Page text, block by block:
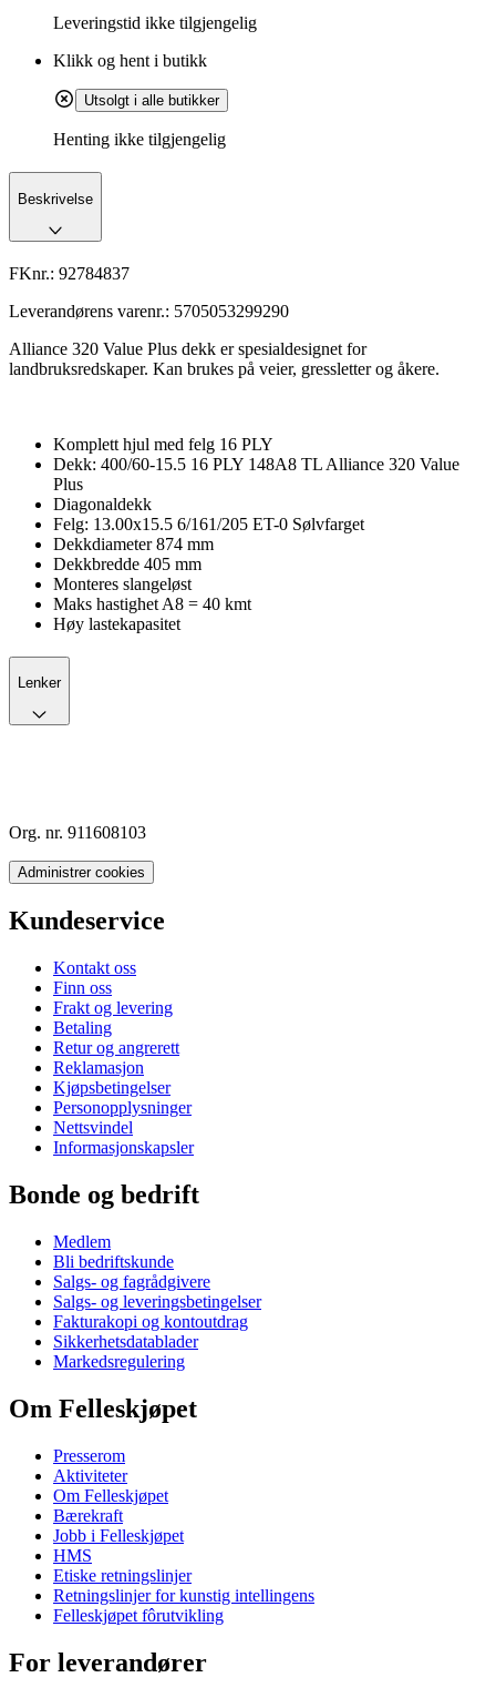
Leveringstid ikke tilgjengelig
Klikk og hent i butikk
Utsolgt i alle butikker
Henting ikke tilgjengelig
Beskrivelse
FKnr.: 92784837
Leverandørens varenr.: 5705053299290
Alliance 320 Value Plus dekk er spesialdesignet for
landbruksredskaper. Kan brukes på veier, gressletter og åkere.
Komplett hjul med felg 16 PLY
Dekk: 400/60-15.5 16 PLY 148A8 TL Alliance 320 Value
Plus
Diagonaldekk
Felg: 13.00x15.5 6/161/205 ET-0 Sølvfarget
Dekkdiameter 874 mm
Dekkbredde 405 mm
Monteres slangeløst
Maks hastighet A8 = 40 kmt
Høy lastekapasitet
Lenker
Org. nr. 911608103
Administrer cookies
Kundeservice
Kontakt oss
Finn oss
Frakt og levering
Betaling
Retur og angrerett
Reklamasjon
Kjøpsbetingelser
Personopplysninger
Nettsvindel
Informasjonskapsler
Bonde og bedrift
Medlem
Bli bedriftskunde
Salgs- og fagrådgivere
Salgs- og leveringsbetingelser
Fakturakopi og kontoutdrag
Sikkerhetsdatablader
Markedsregulering
Om Felleskjøpet
Presserom
Aktiviteter
Om Felleskjøpet
Bærekraft
Jobb i Felleskjøpet
HMS
Etiske retningslinjer
Retningslinjer for kunstig intellingens
Felleskjøpet fôrutvikling
For leverandører